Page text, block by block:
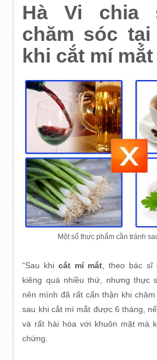
Hà Vi chia
chăm sóc tại
khi cắt mí mắt
Một số thực phẩm cần tránh
“Sau khi cắt mí mắt, theo bác sĩ
kiêng quá nhiều thứ, nhưng thực
nên mình đã rất cẩn thận khi
sau khi cắt mí mắt được 6 tháng,
và rất hài hòa với khuôn mặt mà
chứng.